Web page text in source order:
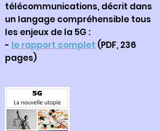
télécommunications, décrit dans
un langage compréhensible tous
les enjeux de la 5G :
- le rapport complet (PDF, 236
pages)